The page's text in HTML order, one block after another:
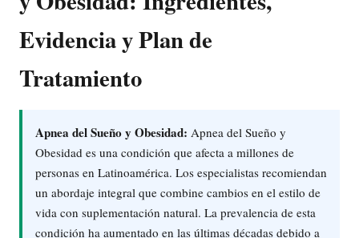
Evidencia y Plan de
Tratamiento
Apnea del Sueño y Obesidad: Apnea del Sueño y
Obesidad es una condición que afecta a millones de
personas en Latinoamérica. Los especialistas recomiendan
un abordaje integral que combine cambios en el estilo de
vida con suplementación natural. La prevalencia de esta
condición ha aumentado en las últimas décadas debido a